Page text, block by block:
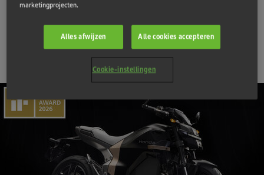
Testrit Vind een dealer
marketingprojecten.
Alles afwijzen Alle cookies accepteren
Cookie-instellingen